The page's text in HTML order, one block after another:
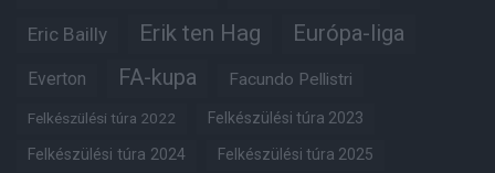
Eric Bailly Erik ten Hag Európa-liga
Everton FA-kupa Facundo Pellistri
Felkészülési túra 2022 Felkészülési túra 2023
Felkészülési túra 2024 Felkészülési túra 2025